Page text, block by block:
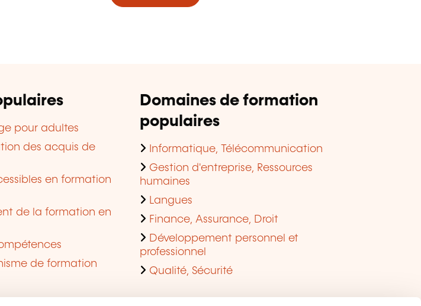
pour adultes
des acquis de
en formation
de la formation en
de formation
Domaines de formation
populaires
Informatique, Télécommunication
Gestion d'entreprise, Ressources
humaines
Langues
Finance, Assurance, Droit
Développement personnel et
professionnel
Qualité, Sécurité